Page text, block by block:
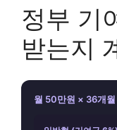
정부 기
받는지
월 50만원 × 36개